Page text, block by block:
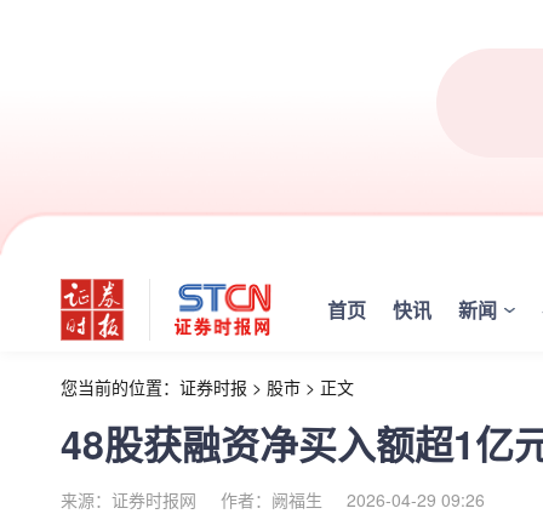
首页 快讯 新闻
您当前的位置： 证券时报 > 股市 > 正文
48股获融资净买入额超1亿
来源：证券时报网 作者：阙福生 2026-04-29 09:26